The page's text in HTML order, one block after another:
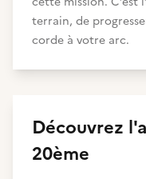
terrain, de
corde à votre arc.
Découvrez
20ème